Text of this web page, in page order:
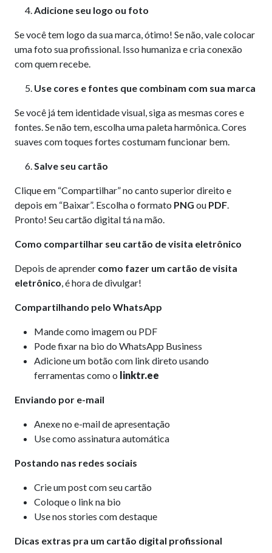
Adicione seu logo ou foto
Se você tem logo da sua marca, ótimo! Se não, vale colocar
uma foto sua profissional. Isso humaniza e cria conexão
com quem recebe.
Use cores e fontes que combinam com sua marca
Se você já tem identidade visual, siga as mesmas cores e
fontes. Se não tem, escolha uma paleta harmônica. Cores
suaves com toques fortes costumam funcionar bem.
Salve seu cartão
Clique em “Compartilhar” no canto superior direito e
depois em “Baixar”. Escolha o formato PNG ou PDF.
Pronto! Seu cartão digital tá na mão.
Como compartilhar seu cartão de visita eletrônico
Depois de aprender como fazer um cartão de visita
eletrônico, é hora de divulgar!
Compartilhando pelo WhatsApp
Mande como imagem ou PDF
Pode fixar na bio do WhatsApp Business
Adicione um botão com link direto usando
ferramentas como o linktr.ee
Enviando por e-mail
Anexe no e-mail de apresentação
Use como assinatura automática
Postando nas redes sociais
Crie um post com seu cartão
Coloque o link na bio
Use nos stories com destaque
Dicas extras pra um cartão digital profissional